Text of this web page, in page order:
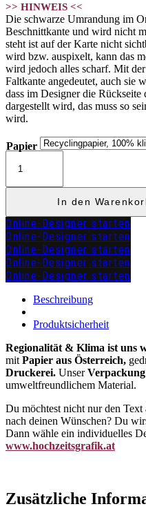
zuzügl.Versandkosten
>> HINWEIS <<
Die schwarze Umrandung im
Beschnittkante und wird nicht
steht ist auf der Karte nicht
wird bzw. auspixelt, kann das
wird jedoch alles scharf. Mit
Faltkante angedeutet, auch sie
dass im Designer die Rückseite
dargestellt wird, das muss so
wird.
Papier
Tischkarte
Klapp
Menge
In den
Online-Designer starten
Online-Designer starten
Online-Designer starten
Online-Designer starten
Online-Designer starten
Beschreibung
Produktsicherheit
Regionalität & Klima ist uns
mit Papier aus Österreich,
Druckerei. UnserVerpackung
umweltfreundlichem Material.
Du möchtest nicht nur den Text
nach deinen Wünschen? Du
Dann wähle ein individuelles
www.hochzeitsgrafik.at
Zusätzliche